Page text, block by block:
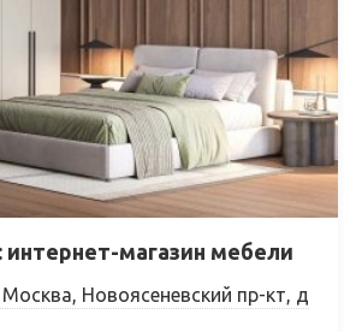
магазин мебели
Москва, Новоясеневский пр-кт, д